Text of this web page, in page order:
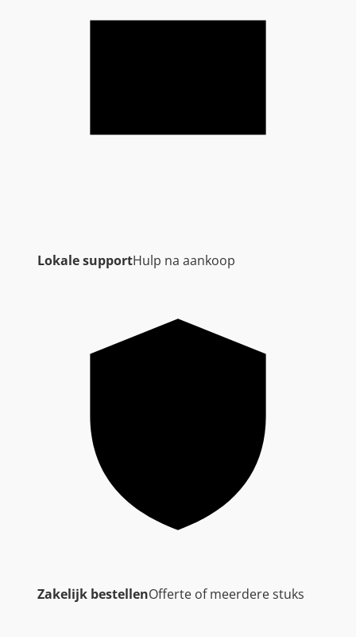
Lokale supportHulp na aankoop
Zakelijk bestellenOfferte of meerdere stuks